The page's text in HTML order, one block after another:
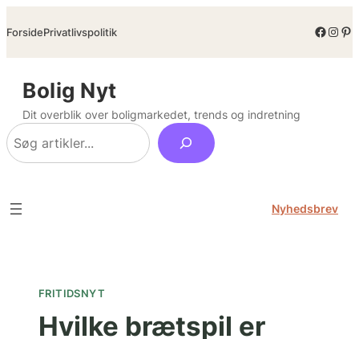
til
ForsidePrivatlivspolitik
Bolig Nyt
Dit overblik over boligmarkedet, trends og indretning
Søg
Nyhedsbrev
FRITIDSNYT
Hvilke brætspil er